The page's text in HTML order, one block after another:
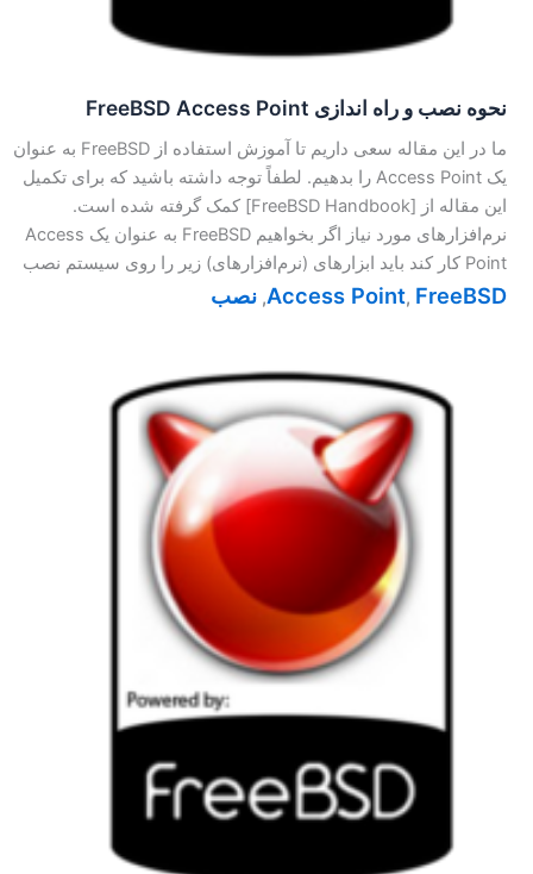
نحوه نصب و راه اندازی FreeBSD Access Point
ما در این مقاله سعی داریم تا آموزش استفاده از FreeBSD به عنوان
یک Access Point را بدهیم. لطفاً توجه داشته باشید که برای تکمیل
این مقاله از [FreeBSD Handbook] کمک گرفته شده است.
نرم‌افزار‌های مورد نیاز اگر بخواهیم FreeBSD به عنوان یک Access
Point کار کند باید ابزارهای (نرم‌افزارهای) زیر را روی سیستم نصب
Access Point, FreeBSD
, نصب